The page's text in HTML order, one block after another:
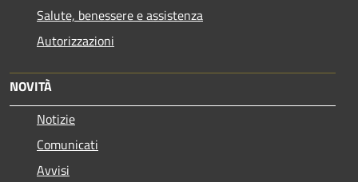
Salute, benessere e assistenza
Autorizzazioni
NOVITÀ
Notizie
Comunicati
Avvisi